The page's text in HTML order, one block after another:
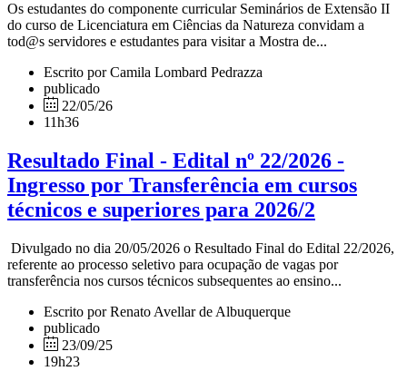
Os estudantes do componente curricular Seminários de Extensão II
do curso de Licenciatura em Ciências da Natureza convidam a
tod@s servidores e estudantes para visitar a Mostra de...
Escrito por Camila Lombard Pedrazza
publicado
22/05/26
11h36
Resultado Final - Edital nº 22/2026 -
Ingresso por Transferência em cursos
técnicos e superiores para 2026/2
Divulgado no dia 20/05/2026 o Resultado Final do Edital 22/2026,
referente ao processo seletivo para ocupação de vagas por
transferência nos cursos técnicos subsequentes ao ensino...
Escrito por Renato Avellar de Albuquerque
publicado
23/09/25
19h23